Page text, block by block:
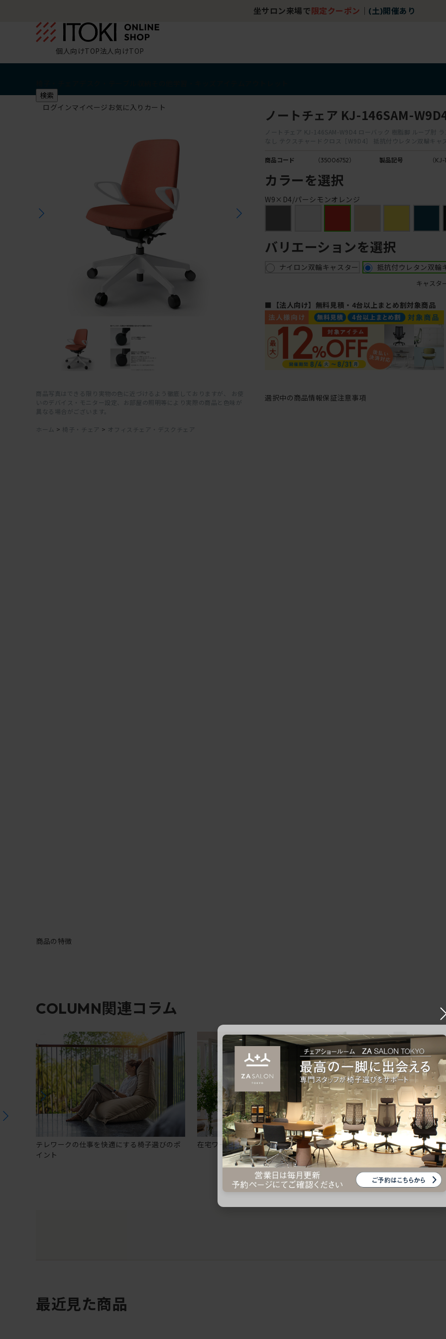
坐サロン来場で 限定クーポン (土)開催あり
個人向けTOP法人向けTOP
検索
ログインマイページ お気に入り カート
商品写真はできる限り実物の色に近づけるよう徹底しておりますが、 お使
いのデバイス・モニター設定、お部屋の照明等により実際の商品と色味が
異なる場合がございます。
ホーム > 椅子・チェア > オフィスチェア・デスクチェア
ノートチェア KJ-146SAM-
ノートチェア KJ-146SAM-W9D4 ローバック 樹脂脚 ループ肘
なし テクスチャードクロス［W9D4］ 抵抗付ウレタン双輪キャ
商品コード （35006752） 製品記号 （
カラーを選択
W9×D4/パーシモンオレンジ
バリエーションを選択
ナイロン双輪キャスター 抵抗付ウレタン双輪
キャスタ
■【法人向け】無料見積・4台以上まとめ割対象商品
選択中の商品情報保証注意事項
商品の特徴
COLUMN関連コラム
テレワークの仕事を快適にする椅子選びのポ
イント
在宅ワークにおすすめのオフィスチェア5選
椅子に座っているのに疲
疲れにくいチェアの選び方
最近見た商品